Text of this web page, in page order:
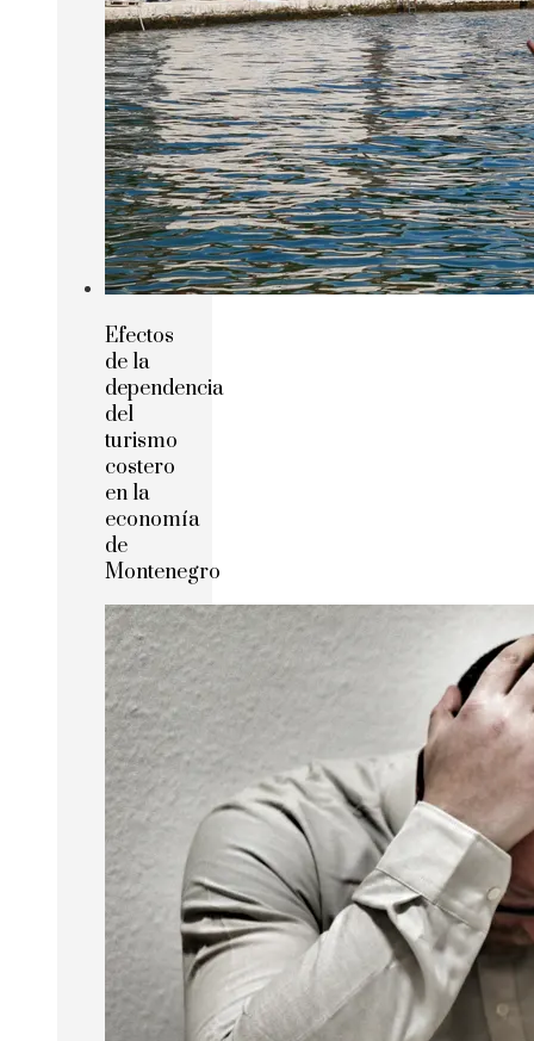
Efectos
de la
dependencia
del
turismo
costero
en la
economía
de
Montenegro